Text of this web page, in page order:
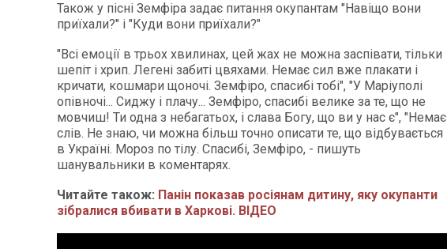
Також у пісні Земфіра задає питання окупантам "Навіщо вони
приїхали?" і "Куди вони приїхали?"
"Всі емоції в трьох хвилинах, цей жах не можна заспівати, тільки
шепіт і хрип. Легені забиті цвяхами. Немає сил вже плакати і
кричати, кошмари щоночі. Земфіро, спасибі тобі", "У Маріуполі
опівночі... Сиджу і плачу... Земфіро, спасибі велике за те, що не
мовчиш! Ти одна з небагатьох, і слава Богу, що ви у нас є", "Немає
слів. Не знаю, чи можна більш точно описати те, що відбувається
в Україні. Мороз по тілу. Спасибі, Земфіро, - пишуть
шанувальники в коментарях.
Читайте також: Панін показав росіянам дитину, яку окупанти
зібралися вбивати в Харкові. ВІДЕО